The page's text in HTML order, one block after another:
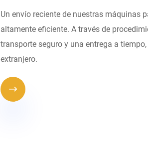
Un envío reciente de nuestras máquinas
altamente eficiente. A través de
transporte seguro y una entrega a
extranjero.
